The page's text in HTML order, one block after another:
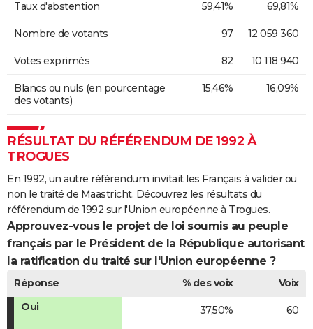
Taux d'abstention 59,41% 69,81%
Nombre de votants 97 12 059 360
Votes exprimés 82 10 118 940
Blancs ou nuls (en pourcentage
des votants)
15,46% 16,09%
RÉSULTAT DU RÉFÉRENDUM DE 1992 À
TROGUES
En 1992, un autre référendum invitait les Français à valider ou
non le traité de Maastricht. Découvrez les résultats du
référendum de 1992 sur l'Union européenne à Trogues.
Approuvez-vous le projet de loi soumis au peuple
français par le Président de la République autorisant
la ratification du traité sur l'Union européenne ?
Réponse % des voix
Voix
Oui
37,50% 60